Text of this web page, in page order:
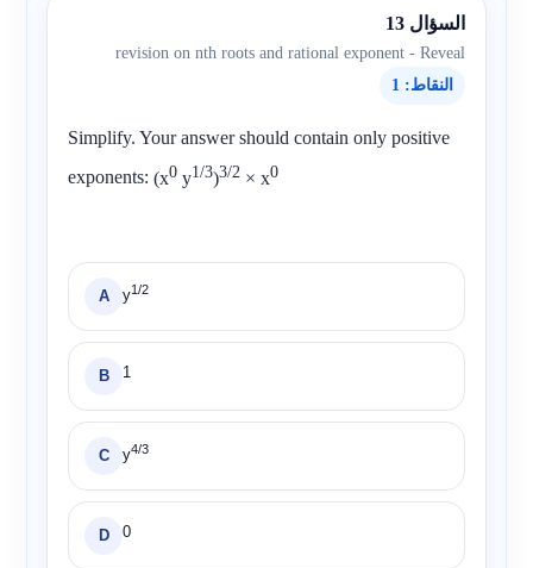
السؤال 13
revision on nth roots and rational exponent - Reveal
النقاط: 1
Simplify. Your answer should contain only positive
exponents:(x0 y1/3)3/2 × x0
A y1/2
B 1
C y4/3
D 0